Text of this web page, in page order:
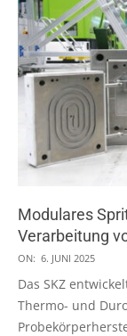
Modulares
Verarbeitung
2025-
06-
06
ON: 6. JUNI 2025
Das SKZ
Thermo- und